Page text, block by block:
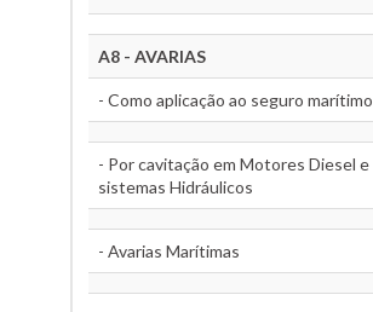
A8 - AVARIAS
- Como aplicação ao seguro marítimo
- Por cavitação em Motores Diesel e
sistemas Hidráulicos
- Avarias Marítimas